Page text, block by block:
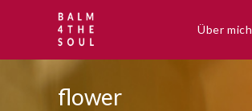
Über mich
flower